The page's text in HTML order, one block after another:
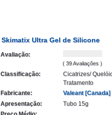
Skimatix Ultra Gel de Silicone
Avaliação:
( 39 Avaliações )
Classificação:
Cicatrizes/
Tratamento
Fabricante:
Valeant [Canada]
Apresentação:
Tubo 15g